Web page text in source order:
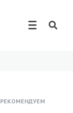
РЕКОМЕНДУЕМ